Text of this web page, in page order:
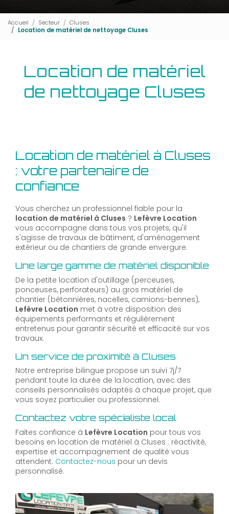
Accueil Secteur
Cluses
Location de matériel de nettoyage Cluses
Location de matériel
de nettoyage Cluses
Location de matériel à Cluses
: votre partenaire de
confiance
Vous cherchez un professionnel fiable pour la
location de matériel à Cluses ? Lefèvre Location
vous accompagne dans tous vos projets, qu'il
s'agisse de travaux de bâtiment, d'aménagement
extérieur ou de chantiers de grande envergure.
Une large gamme de matériel disponible
De la petite location d'outillage (perceuses,
ponceuses, perforateurs) au gros matériel de
chantier (bétonnières, nacelles, camions-bennes),
Lefèvre Location met à votre disposition des
équipements performants et régulièrement
entretenus pour garantir sécurité et efficacité sur vos
travaux.
Un service de proximité à Cluses
Notre entreprise bilingue propose un suivi 7j/7
pendant toute la durée de la location, avec des
conseils personnalisés adaptés à chaque projet, que
vous soyez particulier ou professionnel.
Contactez votre spécialiste local
Faites confiance à Lefèvre Location pour tous vos
besoins en location de matériel à Cluses : réactivité,
expertise et accompagnement de qualité vous
attendent. Contactez-nous pour un devis
personnalisé.